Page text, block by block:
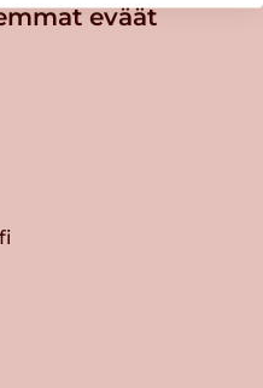
eväät